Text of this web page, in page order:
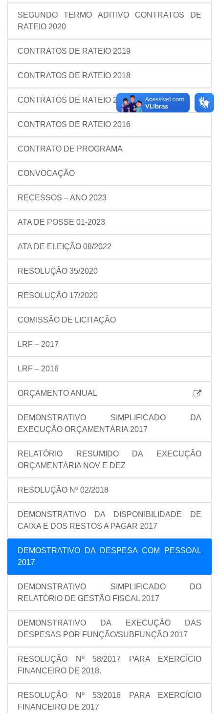
SEGUNDO TERMO ADITIVO CONTRATOS DE
RATEIO 2020
CONTRATOS DE RATEIO 2019
CONTRATOS DE RATEIO 2018
CONTRATOS DE RATEIO 2017
CONTRATOS DE RATEIO 2016
CONTRATO DE PROGRAMA
CONVOCAÇÃO
RECESSOS – ANO 2023
ATA DE POSSE 01-2023
ATA DE ELEIÇÃO 08/2022
RESOLUÇÃO 35/2020
RESOLUÇÃO 17/2020
COMISSÃO DE LICITAÇÃO
LRF – 2017
LRF – 2016
ORÇAMENTO ANUAL
DEMONSTRATIVO SIMPLIFICADO DA
EXECUÇÃO ORÇAMENTÁRIA 2017
RELATÓRIO RESUMIDO DA EXECUÇÃO
ORÇAMENTÁRIA NOV E DEZ
RESOLUÇÃO Nº 02/2018
DEMONSTRATIVO DA DISPONIBILIDADE DE
CAIXA E DOS RESTOS A PAGAR 2017
DEMOSTRATIVO DA DESPESA COM PESSOAL
2017
DEMONSTRATIVO SIMPLIFICADO DO
RELATÓRIO DE GESTÃO FISCAL 2017
DEMONSTRATIVO DA EXECUÇÃO DAS
DESPESAS POR FUNÇÃO/SUBFUNÇÃO 2017
RESOLUÇÃO Nº 58/2017 PARA EXERCÍCIO
FINANCEIRO DE 2018.
RESOLUÇÃO Nº 53/2016 PARA EXERCÍCIO
FINANCEIRO DE 2017